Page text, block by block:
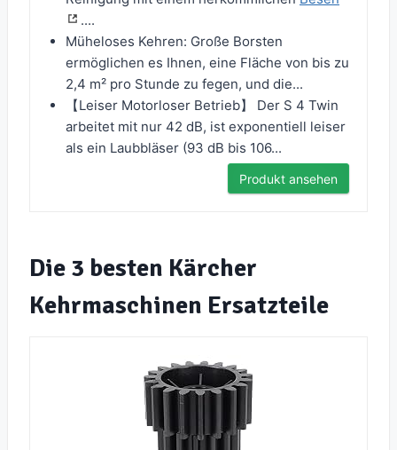
....
Müheloses Kehren: Große Borsten
ermöglichen es Ihnen, eine Fläche von bis zu
2,4 m² pro Stunde zu fegen, und die...
【Leiser Motorloser Betrieb】 Der S 4 Twin
arbeitet mit nur 42 dB, ist exponentiell leiser
als ein Laubbläser (93 dB bis 106...
Produkt ansehen
Die 3 besten Kärcher
Kehrmaschinen Ersatzteile